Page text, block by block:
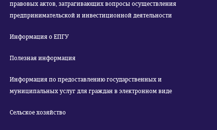
правовых актов, затрагивающих вопросы осуществления
предпринимательской и инвестиционной деятельности
Информация о ЕПГУ
Полезная информация
Информация по предоставлению государственных и
муниципальных услуг для граждан в электронном виде
Сельское хозяйство